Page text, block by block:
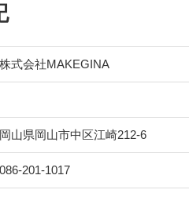
株式会社MAKEGINA
岡山県岡山市中区江崎212-6
086-201-1017